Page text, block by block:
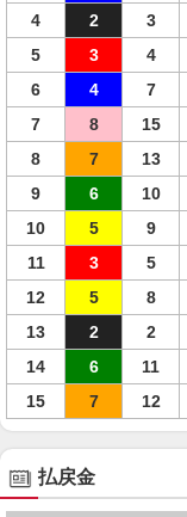
4
2 3
5
3 4
6
4 7
7
8 15
8
7 13
9
6 10
10
5 9
11
3 5
12
5 8
13
2 2
14
6 11
15
7 12
払戻金